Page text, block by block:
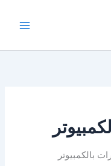
بالكمبيوتر